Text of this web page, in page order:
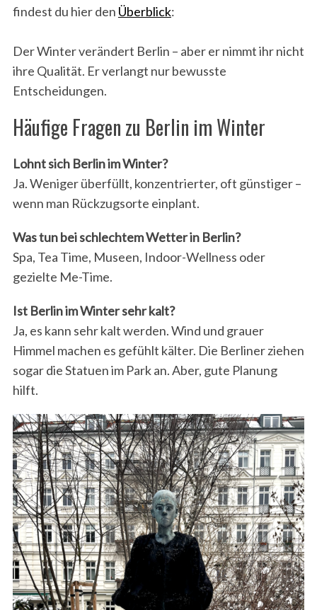
findest du hier den Überblick:
Der Winter verändert Berlin – aber er nimmt ihr nicht
ihre Qualität. Er verlangt nur bewusste
Entscheidungen.
Häufige Fragen zu Berlin im Winter
Lohnt sich Berlin im Winter?
Ja. Weniger überfüllt, konzentrierter, oft günstiger –
wenn man Rückzugsorte einplant.
Was tun bei schlechtem Wetter in Berlin?
Spa, Tea Time, Museen, Indoor-Wellness oder
gezielte Me-Time.
Ist Berlin im Winter sehr kalt?
Ja, es kann sehr kalt werden. Wind und grauer
Himmel machen es gefühlt kälter. Die Berliner ziehen
sogar die Statuen im Park an. Aber, gute Planung
hilft.